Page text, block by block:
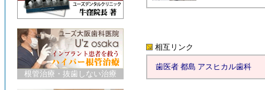
根管治療 ・ 抜歯しない治療
相互リンク
歯医者 都島 アスヒカル歯科